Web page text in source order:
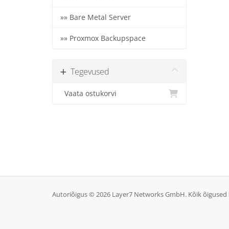
»» Bare Metal Server
»» Proxmox Backupspace
Tegevused
Vaata ostukorvi
Autoriõigus © 2026 Layer7 Networks GmbH. Kõik